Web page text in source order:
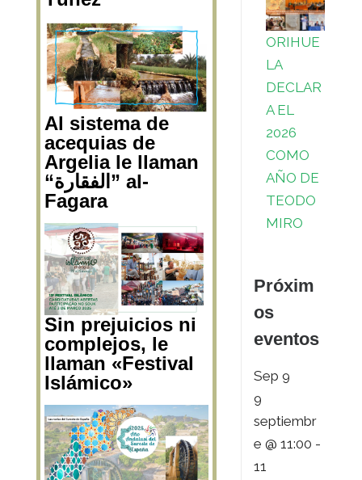
Al sistema de
acequias de
Argelia le llaman
“الفقارة” al-
Fagara
Sin prejuicios ni
complejos, le
llaman «Festival
Islámico»
ORIHUE
LA
DECLAR
A EL
2026
COMO
AÑO DE
TEODO
MIRO
Próxim
os
eventos
Sep9
9
septiembr
e @ 11:00 -
11